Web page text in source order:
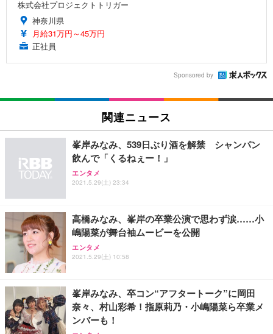
株式会社プロジェクトトリガー
神奈川県
月給31万円～45万円
正社員
Sponsored by
関連ニュース
峯岸みなみ、539日ぶり酒を解禁 シャンパン
飲んで「くるねぇー！」
エンタメ
2021.5.29(土) 23:34
高橋みなみ、峯岸の卒業公演で思わず涙……小
嶋陽菜が舞台袖ムービーを公開
エンタメ
2021.5.29(土) 10:58
峯岸みなみ、卒コン“アフタートーク”に岡田
奈々、村山彩希！指原莉乃・小嶋陽菜ら卒業メ
ンバーも！